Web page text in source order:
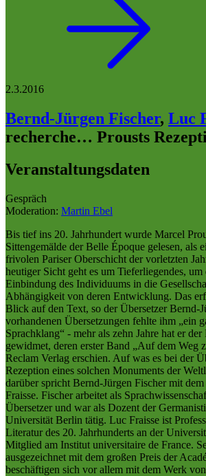
2.3.2016
Bernd-Jürgen Fischer, Luc
recherche… Prousts
Veranstaltungsdaten
Gespräch
Moderation: Martin Ebel
Bis tief ins 20. Jahrhundert wurde Marcel
Sittengemälde der Belle Époque gelesen, als
frivolen Pariser Oberschicht der vorletzten
heutiger Sicht geht es um Tieferliegendes, um
Einbindung des Individuums in die
Abhängigkeit von deren Entwicklung. Das
Blick auf den Text, so der Übersetzer Bernd-
vorhandenen Übersetzungen fehlte ihm „ein
Sprachklang“ - mehr als zehn Jahre hat er der
gewidmet, deren erster Band „Auf dem Weg
Reclam Verlag erschien. Auf was es bei der
Rezeption eines solchen Monuments der
darüber spricht Bernd-Jürgen Fischer mit
Fraisse. Fischer arbeitet als
Übersetzer und war als Dozent der
Universität Berlin tätig. Luc Fraisse ist
Literatur des 20. Jahrhunderts an der
Mitglied am Institut universitaire de France.
ausgezeichnet mit dem großen Preis der
beschäftigen sich vor allem mit dem Werk